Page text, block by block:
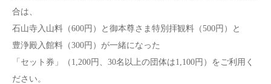
合は、
石山寺入山料（600円）と御本尊さま特別拝観料（500円）と
豊浄殿入館料（300円）が一緒になった
「セット券」（1,200円、30名以上の団体は1,100円）をご利用く
ださい。